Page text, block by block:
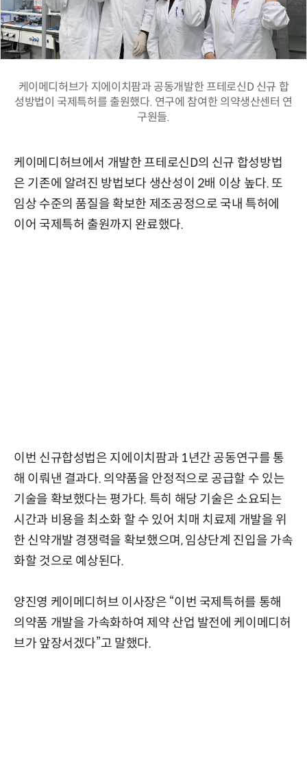
케이메디허브가 지에이치팜과 공동개발한 프테로신D 신규 합
성방법이 국제특허를 출원했다. 연구에 참여한 의약생산센터 연
구원들.
케이메디허브에서 개발한 프테로신D의 신규 합성방법
은 기존에 알려진 방법보다 생산성이 2배 이상 높다. 또
임상 수준의 품질을 확보한 제조공정으로 국내 특허에
이어 국제특허 출원까지 완료했다.
이번 신규합성법은 지에이치팜과 1년간 공동연구를 통
해 이뤄낸 결과다. 의약품을 안정적으로 공급할 수 있는
기술을 확보했다는 평가다. 특히 해당 기술은 소요되는
시간과 비용을 최소화 할 수 있어 치매 치료제 개발을 위
한 신약개발 경쟁력을 확보했으며, 임상단계 진입을 가속
화할 것으로 예상된다.
양진영 케이메디허브 이사장은 “이번 국제특허를 통해
의약품 개발을 가속화하여 제약 산업 발전에 케이메디허
브가 앞장서겠다”고 말했다.